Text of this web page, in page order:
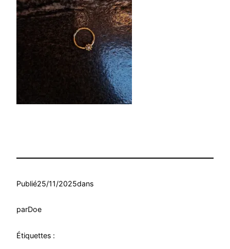
Publié25/11/2025dans
parDoe
Étiquettes :